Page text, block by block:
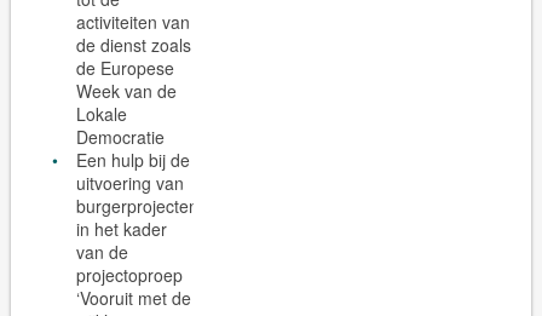
activiteiten van
de dienst zoals
de Europese
Week van de
Lokale
Democratie
Een hulp bij de
uitvoering van
burgerprojecten
in het kader
van de
projectoproep
‘Vooruit met de